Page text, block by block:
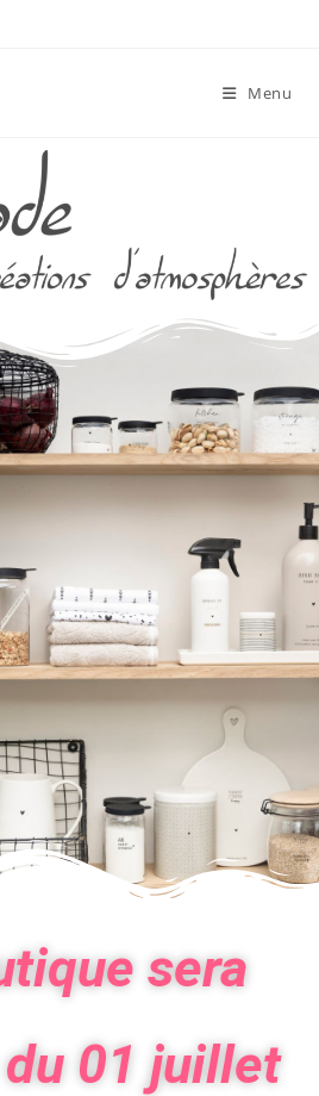
Menu
sera
01 juillet